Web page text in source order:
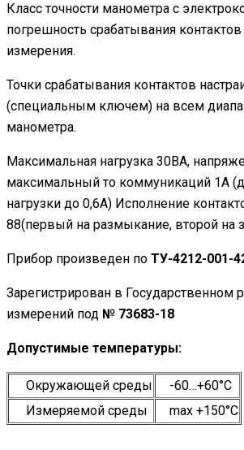
Класс точности манометра с
погрешность срабатывания
измерения.
Точки срабатывания контактов
(специальным ключем) на всем
манометра.
Максимальная нагрузка 30ВА,
максимальный то коммуникаций 1А
нагрузки до 0,6А) Исполнение
88(первый на размыкание, второй на
Прибор произведен по ТУ-4212-001-
Зарегистрирован в Государственном
измерений под № 73683-18
Допустимые температуры:
Окружающей среды
-60…+60°С
Измеряемой среды
maх +150°С